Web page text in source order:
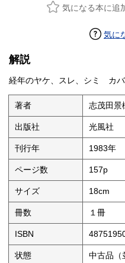
気になる本に追
気に
解説
経年のヤケ、スレ、シミ カ
著者 志茂田景
出版社 光風社
刊行年 1983年
ページ数 157p
サイズ 18cm
冊数 １冊
ISBN
状態 中古品（